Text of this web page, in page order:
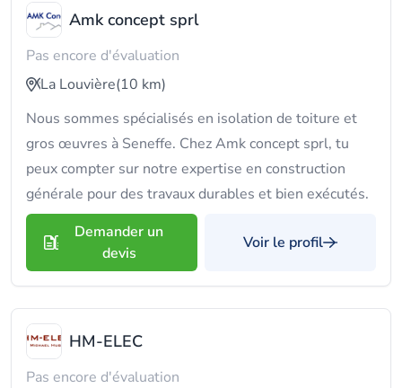
Amk concept sprl
Pas encore d'évaluation
La Louvière(10 km)
Nous sommes spécialisés en isolation de toiture et
gros œuvres à Seneffe. Chez Amk concept sprl, tu
peux compter sur notre expertise en construction
générale pour des travaux durables et bien exécutés.
Demander un
devis
Voir le profil
HM-ELEC
Pas encore d'évaluation